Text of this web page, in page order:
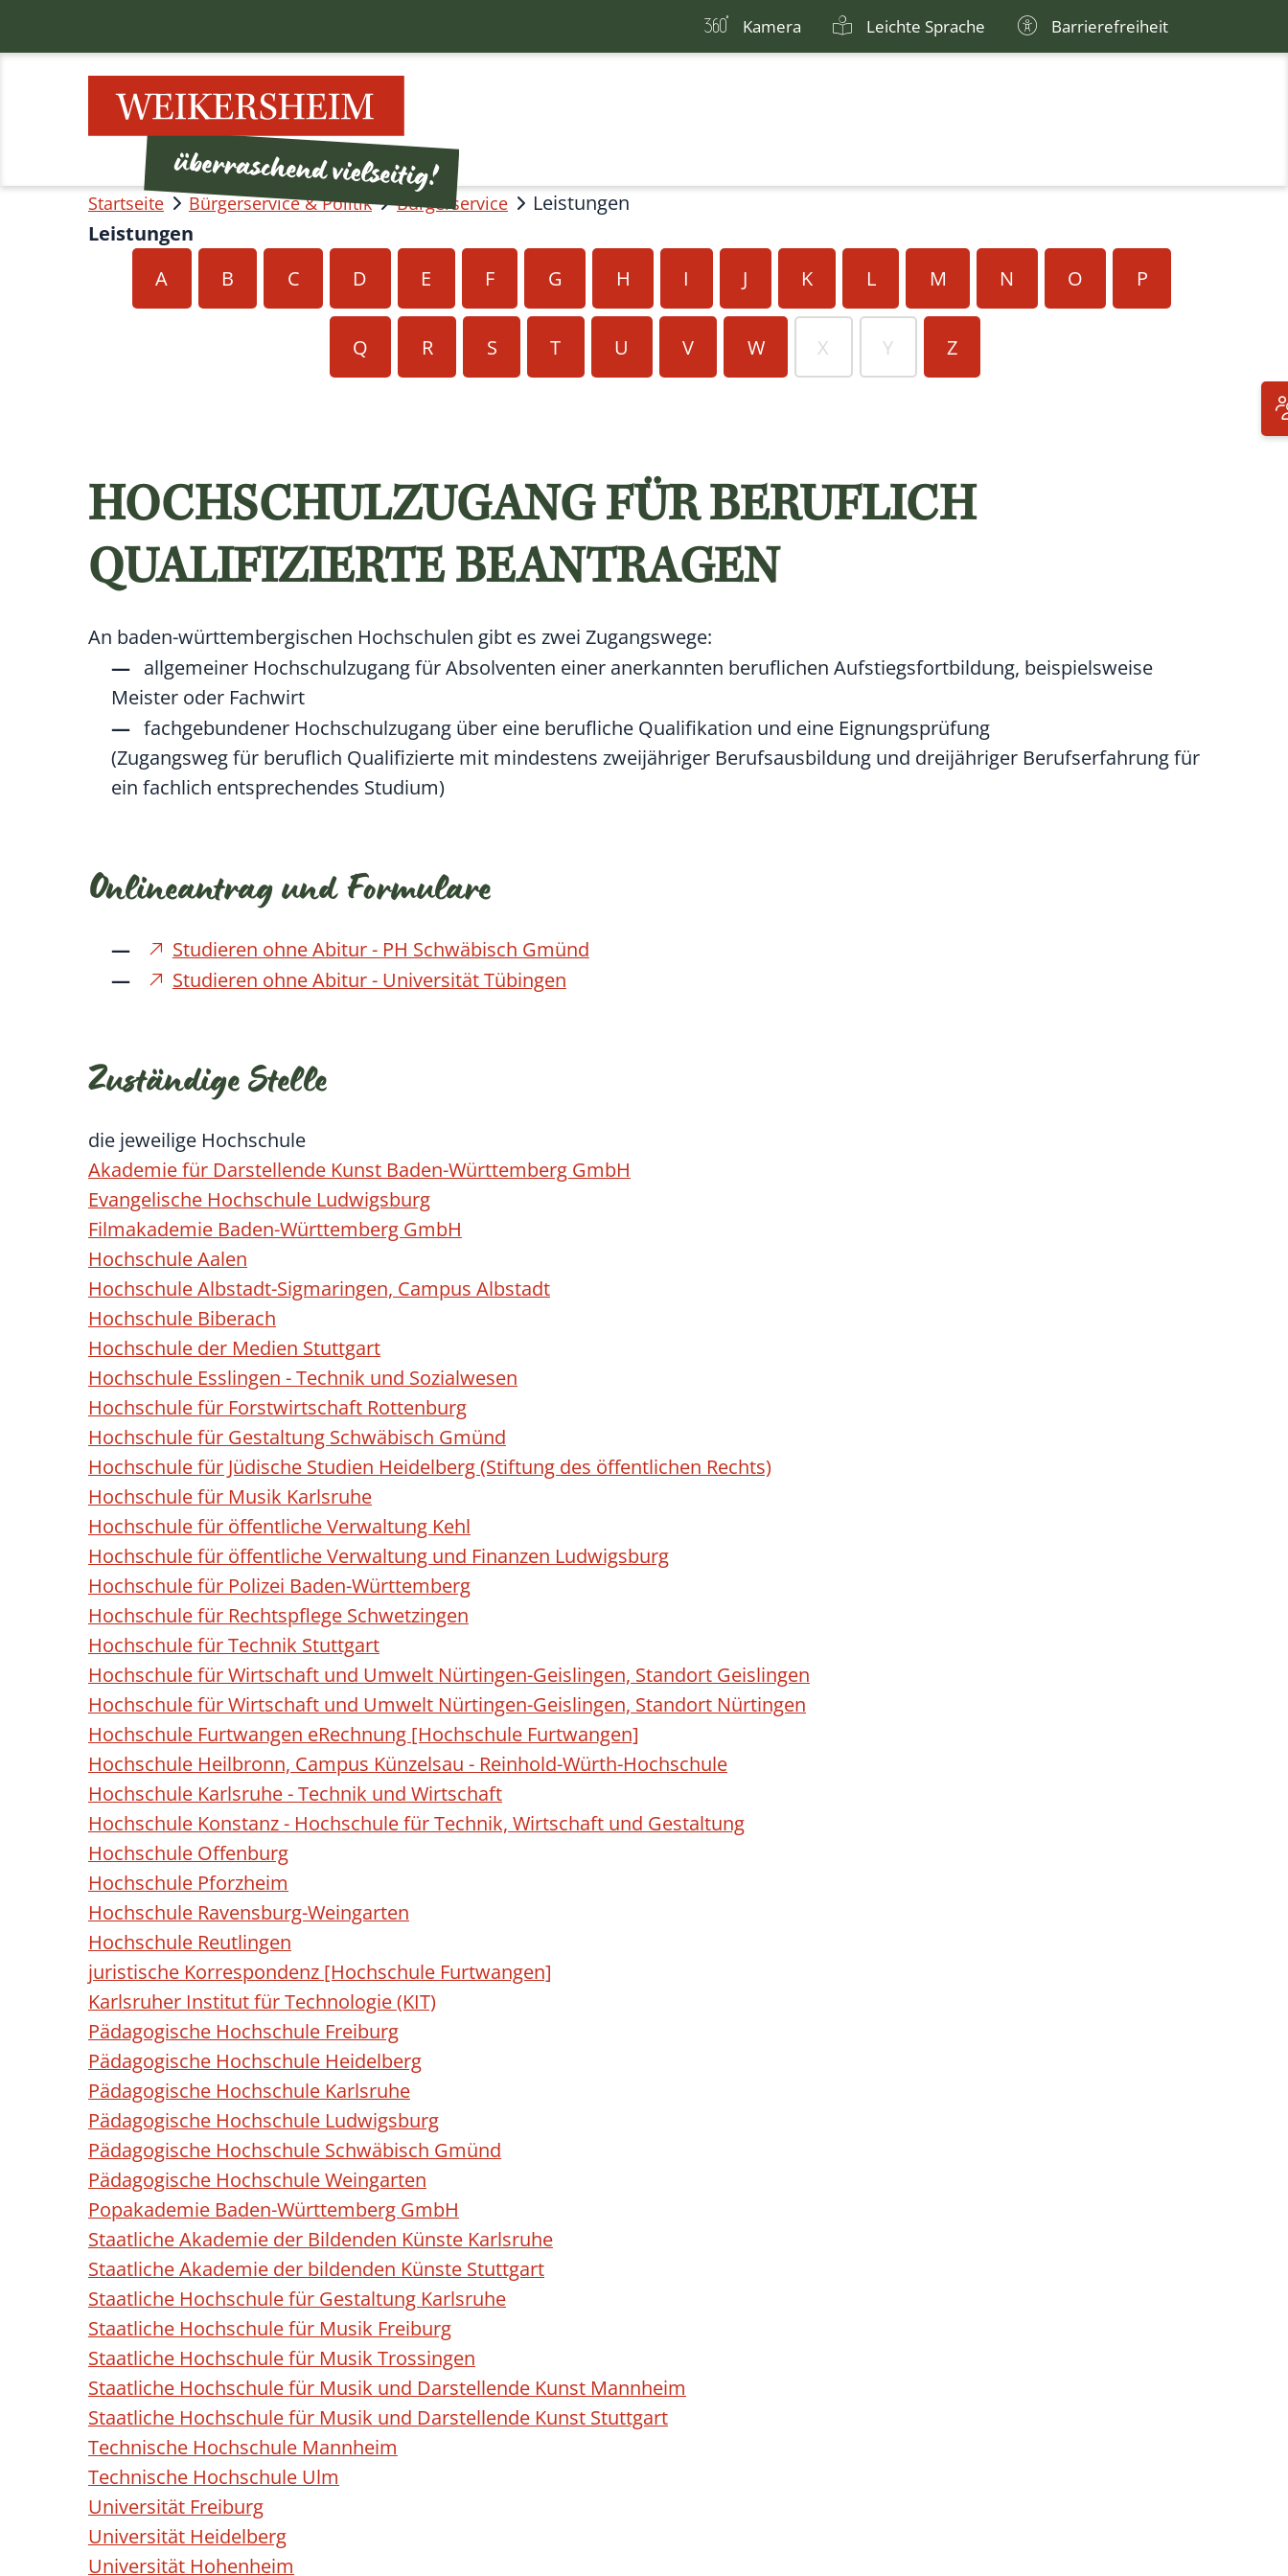
Kamera Leichte Sprache Barrierefreiheit
Startseite Bürgerservice & Politik Bürgerservice
Leistungen
Leistungen
A
B C D E F G H I J K L M N O P
Q R S T U V W X Y Z
HOCHSCHULZUGANG FÜR BERUFLICH
QUALIFIZIERTE BEANTRAGEN
An baden-württembergischen Hochschulen gibt es zwei Zugangswege:
allgemeiner Hochschulzugang für Absolventen einer anerkannten beruflichen Aufstiegsfortbildung, beispielsweise
Meister oder Fachwirt
fachgebundener Hochschulzugang über eine berufliche Qualifikation und eine Eignungsprüfung
(Zugangsweg für beruflich Qualifizierte mit mindestens zweijähriger Berufsausbildung und dreijähriger Berufserfahrung für
ein fachlich entsprechendes Studium)
Onlineantrag und Formulare
Studieren ohne Abitur - PH Schwäbisch Gmünd
Studieren ohne Abitur - Universität Tübingen
Zuständige Stelle
die jeweilige Hochschule
Akademie für Darstellende Kunst Baden-Württemberg GmbH
Evangelische Hochschule Ludwigsburg
Filmakademie Baden-Württemberg GmbH
Hochschule Aalen
Hochschule Albstadt-Sigmaringen, Campus Albstadt
Hochschule Biberach
Hochschule der Medien Stuttgart
Hochschule Esslingen - Technik und Sozialwesen
Hochschule für Forstwirtschaft Rottenburg
Hochschule für Gestaltung Schwäbisch Gmünd
Hochschule für Jüdische Studien Heidelberg (Stiftung des öffentlichen Rechts)
Hochschule für Musik Karlsruhe
Hochschule für öffentliche Verwaltung Kehl
Hochschule für öffentliche Verwaltung und Finanzen Ludwigsburg
Hochschule für Polizei Baden-Württemberg
Hochschule für Rechtspflege Schwetzingen
Hochschule für Technik Stuttgart
Hochschule für Wirtschaft und Umwelt Nürtingen-Geislingen, Standort Geislingen
Hochschule für Wirtschaft und Umwelt Nürtingen-Geislingen, Standort Nürtingen
Hochschule Furtwangen eRechnung [Hochschule Furtwangen]
Hochschule Heilbronn, Campus Künzelsau - Reinhold-Würth-Hochschule
Hochschule Karlsruhe - Technik und Wirtschaft
Hochschule Konstanz - Hochschule für Technik, Wirtschaft und Gestaltung
Hochschule Offenburg
Hochschule Pforzheim
Hochschule Ravensburg-Weingarten
Hochschule Reutlingen
juristische Korrespondenz [Hochschule Furtwangen]
Karlsruher Institut für Technologie (KIT)
Pädagogische Hochschule Freiburg
Pädagogische Hochschule Heidelberg
Pädagogische Hochschule Karlsruhe
Pädagogische Hochschule Ludwigsburg
Pädagogische Hochschule Schwäbisch Gmünd
Pädagogische Hochschule Weingarten
Popakademie Baden-Württemberg GmbH
Staatliche Akademie der Bildenden Künste Karlsruhe
Staatliche Akademie der bildenden Künste Stuttgart
Staatliche Hochschule für Gestaltung Karlsruhe
Staatliche Hochschule für Musik Freiburg
Staatliche Hochschule für Musik Trossingen
Staatliche Hochschule für Musik und Darstellende Kunst Mannheim
Staatliche Hochschule für Musik und Darstellende Kunst Stuttgart
Technische Hochschule Mannheim
Technische Hochschule Ulm
Universität Freiburg
Universität Heidelberg
Universität Hohenheim